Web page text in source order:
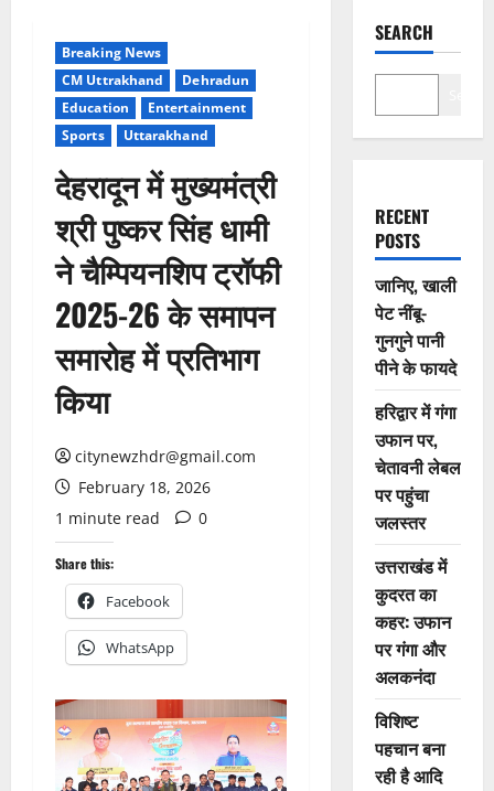
Breaking News
CM Uttrakhand
Dehradun
Education
Entertainment
Sports
Uttarakhand
देहरादून में मुख्यमंत्री
श्री पुष्कर सिंह धामी
ने चैम्पियनशिप ट्रॉफी
2025-26 के समापन
समारोह में प्रतिभाग
किया
citynewzhdr@gmail.com
February 18, 2026
1 minute read
0
Share this:
Facebook
WhatsApp
SEARCH
RECENT
POSTS
जानिए, खाली
पेट नींबू-
गुनगुने पानी
पीने के फायदे
हरिद्वार में गंगा
उफान पर,
चेतावनी लेबल
पर पहुंचा
जलस्तर
उत्तराखंड में
कुदरत का
कहर: उफान
पर गंगा और
अलकनंदा
विशिष्ट
पहचान बना
रही है आदि